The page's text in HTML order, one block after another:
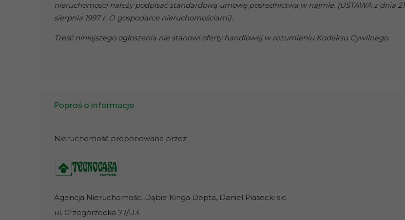
nieruchomości należy podpisać standardową umowę pośrednictwa w najmie. (USTAWA z dnia 21
sierpnia 1997 r. O gospodarce nieruchomościami).
Treść niniejszego ogłoszenia nie stanowi oferty handlowej w rozumieniu Kodeksu Cywilnego.
Poproś o informacje
Nieruchomość proponowana przez
Agencja Nieruchomości Dąbie Kinga Depta, Daniel Piasecki s.c.
ul. Grzegórzecka 77/U3